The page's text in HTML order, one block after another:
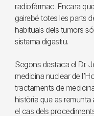
radiofàrmac. Encara
gairebé totes les parts
habituals dels tumors
sistema digestiu.
Segons destaca el Dr.
medicina nuclear de
tractaments de
història que es
el cas dels